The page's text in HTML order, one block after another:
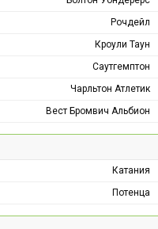
Рочдейл
Кроули Таун
Саутгемптон
Чарльтон Атлетик
Вест Бромвич Альбион
Катания
Потенца